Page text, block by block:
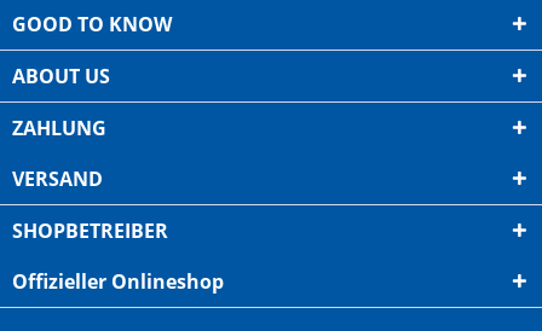
GOOD TO KNOW
ABOUT US
ZAHLUNG
VERSAND
SHOPBETREIBER
Offizieller Onlineshop